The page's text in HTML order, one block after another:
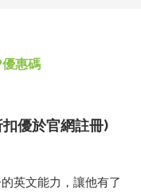
惠碼
優於官網註冊)
英文能力，讓他有了